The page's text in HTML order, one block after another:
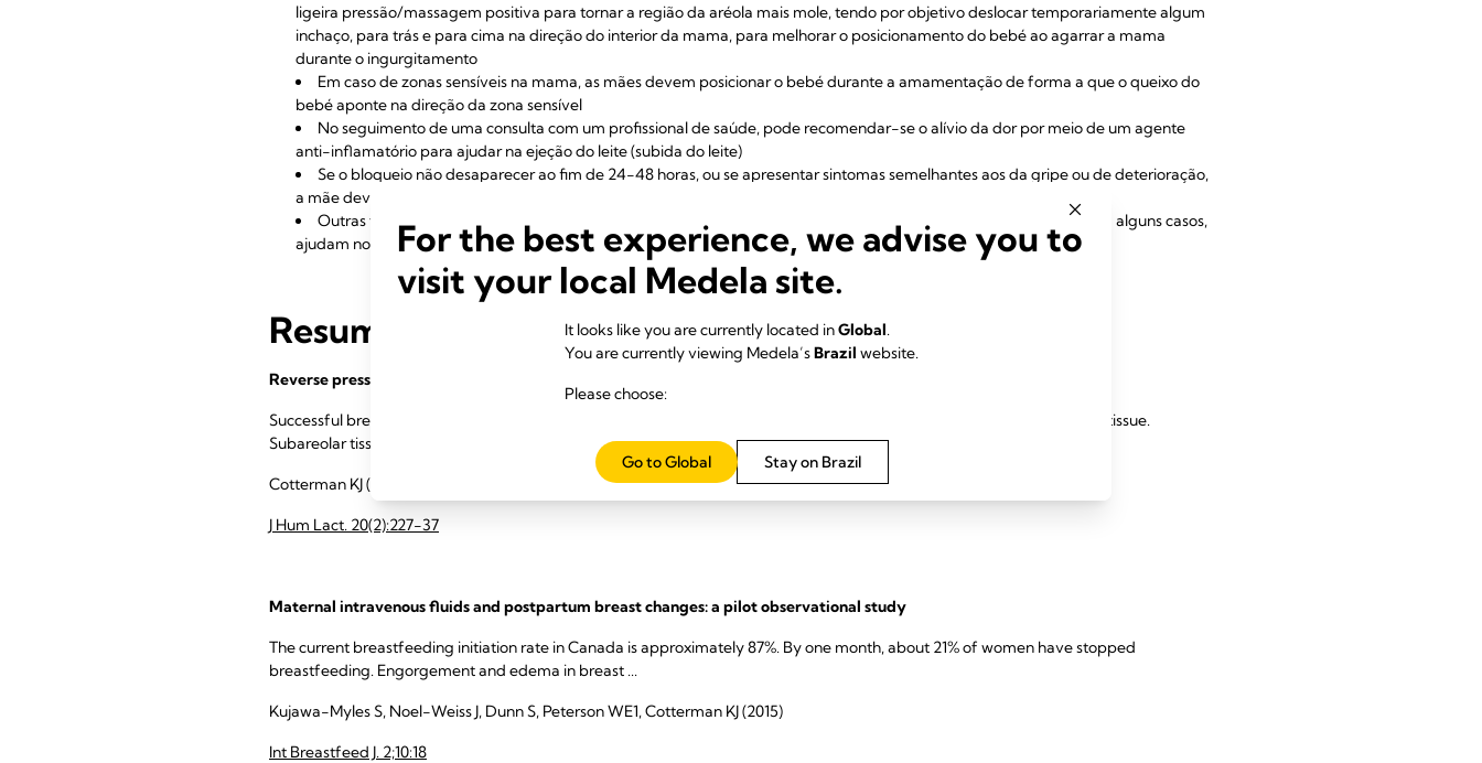
ligeira pressão/massagem positiva para tornar a região da aréola mais mole, tendo por objetivo deslocar temporariamente algum
inchaço, para trás e para cima na direção do interior da mama, para melhorar o posicionamento do bebé ao agarrar a mama
durante o ingurgitamento
Em caso de zonas sensíveis na mama, as mães devem posicionar o bebé durante a amamentação de forma a que o queixo do
bebé aponte na direção da zona sensível
No seguimento de uma consulta com um profissional de saúde, pode recomendar-se o alívio da dor por meio de um agente
anti-inflamatório para ajudar na ejeção do leite (subida do leite)
Se o bloqueio não desaparecer ao fim de 24-48 horas, ou se apresentar sintomas semelhantes aos da gripe ou de deterioração,
a mãe deve consultar um médico porque canais de leite bloqueados podem levar a mastite
Outras técnicas, tais como tratamentos termais mamários com ultrassom e massagem têm demonstrado que, em alguns casos,
ajudam no alívio da dor
Resumos de artigos científicos
Reverse pressure softening: a simple tool to prepare areola for easier latching during engorgement
Successful breastfeeding requires efficient milk transfer through the nipple-areolar complex, which includes subareolar tissue.
Subareolar tissue resistance increases during engorgement, when expanded circulation and excess ...
Cotterman KJ (2004)
J Hum Lact. 20(2):227-37
Maternal intravenous fluids and postpartum breast changes: a pilot observational study
The current breastfeeding initiation rate in Canada is approximately 87%. By one month, about 21% of women have stopped
breastfeeding. Engorgement and edema in breast ...
Kujawa-Myles S, Noel-Weiss J, Dunn S, Peterson WE1, Cotterman KJ (2015)
Int Breastfeed J. 2;10:18
For the best experience, we advise you to
visit your local Medela site.
It looks like you are currently located inGlobal.
You are currently viewing Medela’sBrazil website.
Please choose:
Stay on Brazil
Go to Global